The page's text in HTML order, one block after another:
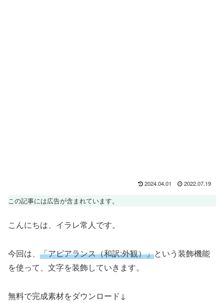
2024.04.01 2022.07.19
この記事には広告が含まれています。
こんにちは、イラレ常人です。
今回は、 「アピアランス（和訳:外観）」という装飾機能
を使って、文字を装飾していきます。
無料で完成素材をダウンロード↓